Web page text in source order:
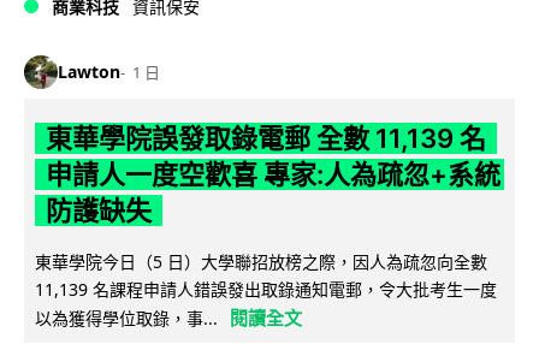
商業科技 資訊保安
Lawton 1 日
東華學院誤發取錄電郵 全數 11,139 名
申請人一度空歡喜 專家:人為疏忽+系統
防護缺失
東華學院今日（5 日）大學聯招放榜之際，因人為疏忽向全數
11,139 名課程申請人錯誤發出取錄通知電郵，令大批考生一度
以為獲得學位取錄，事...
閱讀全文